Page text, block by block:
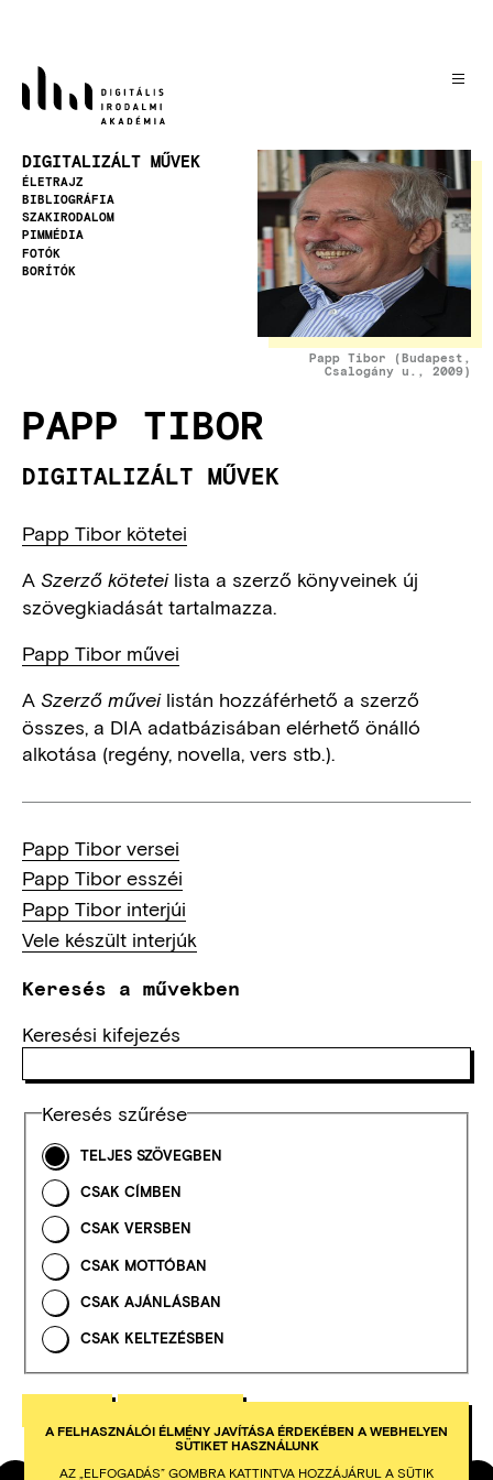
Kép
Papp Tibor (Budapest,
Csalogány u., 2009)
DIGITALIZÁLT MŰVEK
ÉLETRAJZ
BIBLIOGRÁFIA
SZAKIRODALOM
PIMMÉDIA
FOTÓK
BORÍTÓK
PAPP TIBOR
DIGITALIZÁLT MŰVEK
Papp Tibor kötetei
A Szerző köteteilista a szerző könyveinek új
szövegkiadását tartalmazza.
Papp Tibor művei
A Szerző műveilistán hozzáférhető a szerző
összes, a DIA adatbázisában elérhető önálló
alkotása (regény, novella, vers stb.).
Papp Tibor versei
Papp Tibor esszéi
Papp Tibor interjúi
Vele készült interjúk
Keresés a művekben
Keresési kifejezés
Keresés szűrése
TELJES SZÖVEGBEN
CSAK CÍMBEN
CSAK VERSBEN
CSAK MOTTÓBAN
CSAK AJÁNLÁSBAN
CSAK KELTEZÉSBEN
A FELHASZNÁLÓI ÉLMÉNY JAVÍTÁSA ÉRDEKÉBEN A WEBHELYEN
SÜTIKET HASZNÁLUNK
AZ „ELFOGADÁS” GOMBRA KATTINTVA HOZZÁJÁRUL A SÜTIK